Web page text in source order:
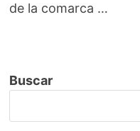
de la comarca …
Buscar